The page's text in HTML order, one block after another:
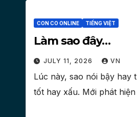
CON CO ONLINE TIẾNG VIỆT
Làm sao đây…
JULY 11, 2026 VN
Lúc này, sao nói bậy hay
tốt hay xấu. Mới phát